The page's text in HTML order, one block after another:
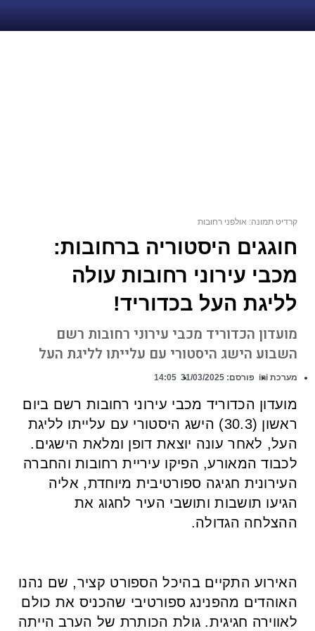
קרדיט תמונה: אולפני רחובות
חוגגים היסטוריה ברחובות:
מכבי עירוני רחובות עולה
לליגת העל בכדוריד!
מועדון הכדוריד מכבי עירוני רחובות רשם
השבוע הישג היסטורי עם עלייתו לליגת העל
מערכת ini פורסם: 14:05
מועדון הכדוריד מכבי עירוני רחובות רשם ביום
ראשון (30.3) הישג היסטורי עם עלייתו לליגת
העל, לאחר עונה יוצאת דופן ומלאת הישגים.
לכבוד המאורע, הפיקו עיריית רחובות והחברה
העירונית חגיגה ספורטיבית מיוחדת, אליה
הגיעו תושבות ותושבי העיר לחגוג את
ההצלחה הגדולה.
האירוע התקיים בהיכל הספורט קציר, שם נהנו
האוהדים מהפנינג ספורטיבי שהכניס את כולם
לאווירה חגיגית. גולת הכותרת של הערב הייתה